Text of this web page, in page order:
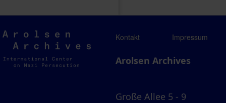
Arolsen
Archives
Kontakt Impressum
Arolsen Archives
Große Allee 5 - 9